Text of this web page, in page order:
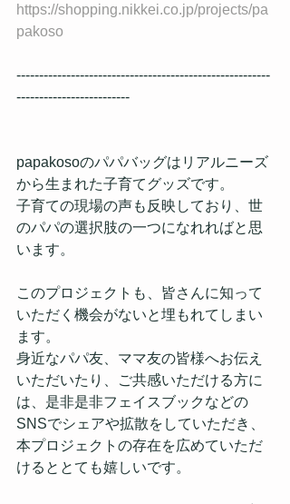
https://shopping.nikkei.co.jp/projects/pa
pakoso
--------------------------------------------------------
-------------------------
papakosoのパパバッグはリアルニーズ
から生まれた子育てグッズです。
子育ての現場の声も反映しており、世
のパパの選択肢の一つになれればと思
います。
このプロジェクトも、皆さんに知って
いただく機会がないと埋もれてしまい
ます。
身近なパパ友、ママ友の皆様へお伝え
いただいたり、ご共感いただける方に
は、是非是非フェイスブックなどの
SNSでシェアや拡散をしていただき、
本プロジェクトの存在を広めていただ
けるととても嬉しいです。